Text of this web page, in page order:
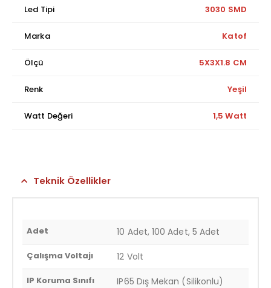
Led Tipi 3030 SMD
Marka Katof
Ölçü 5X3X1.8 CM
Renk Yeşil
Watt Değeri 1,5 Watt
Teknik Özellikler
Adet 10 Adet, 100 Adet, 5 Adet
Çalışma Voltajı 12 Volt
IP Koruma Sınıfı IP65 Dış Mekan (Silikonlu)